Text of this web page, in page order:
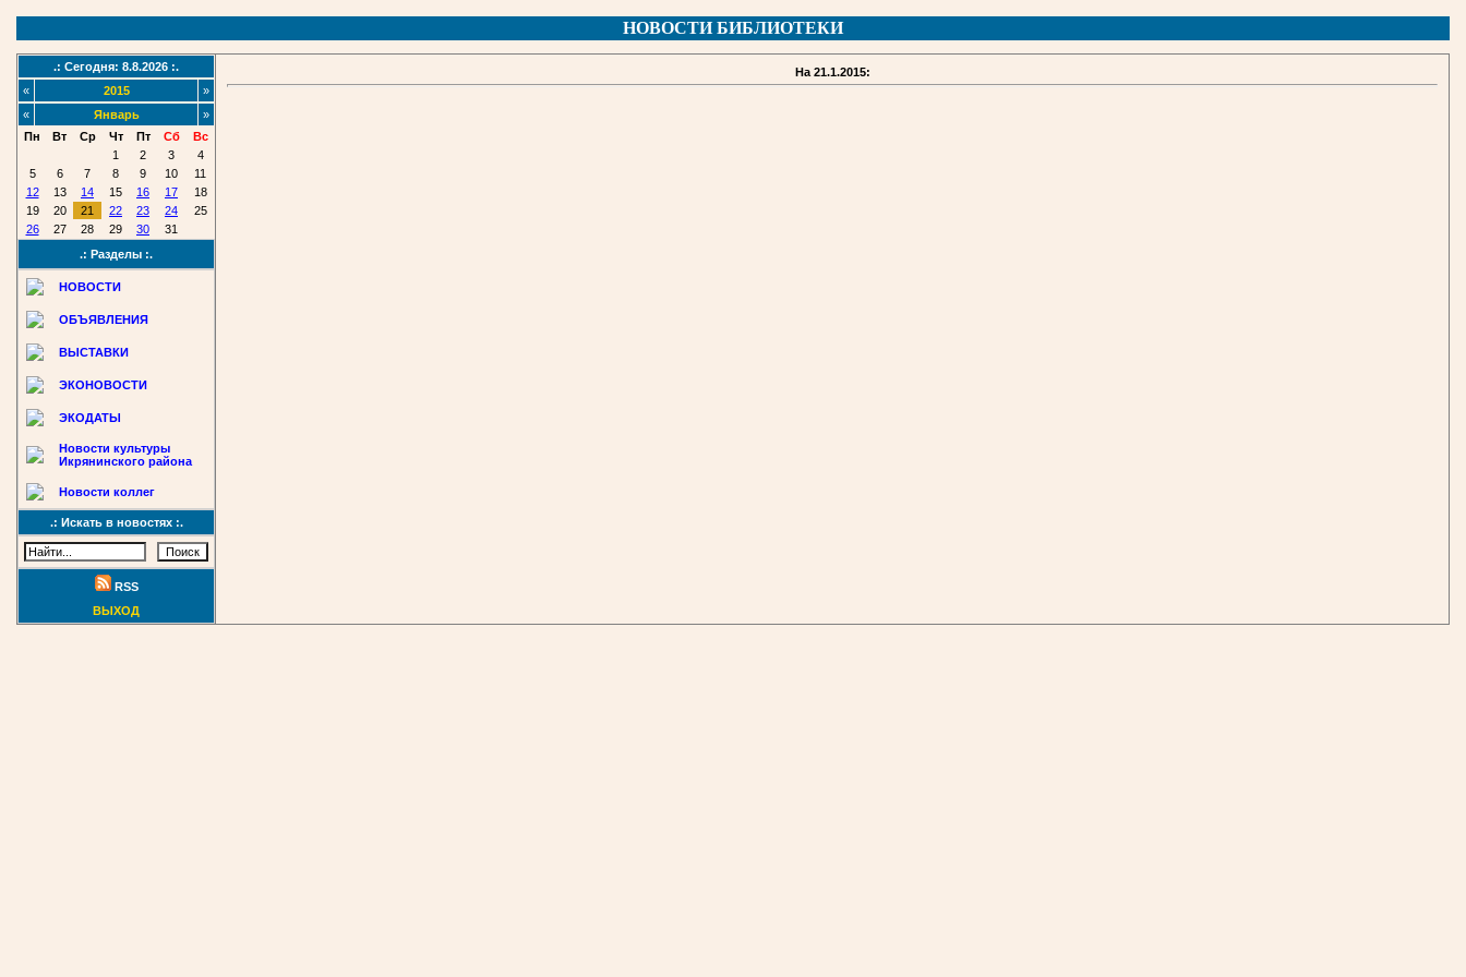
НОВОСТИ БИБЛИОТЕКИ
.: Сегодня: 8.8.2026 :.
«
2015
»
«
Январь
»
Пн
Вт Ср Чт Пт Сб
Вс
1
2 3
4
5
6 7 8 9 10
11
12
13 14 15 16 17
18
19
20 21 22 23 24
25
26
27 28 29 30
31
.: Разделы :.
НОВОСТИ
ОБЪЯВЛЕНИЯ
ВЫСТАВКИ
ЭКОНОВОСТИ
ЭКОДАТЫ
Новости культуры
Икрянинского района
Новости коллег
.: Искать в новостях :.
RSS
ВЫХОД
На 21.1.2015: